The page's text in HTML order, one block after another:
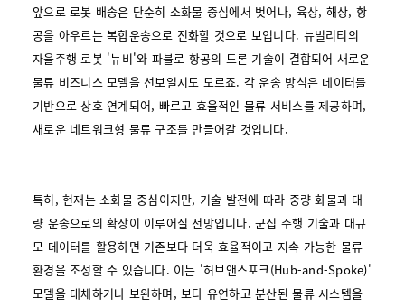
앞으로 로봇 배송은 단순히 소화물 중심에서 벗어나, 육상, 해상, 항
공을 아우르는 복합운송으로 진화할 것으로 보입니다. 뉴빌리티의
자율주행 로봇 '뉴비'와 파블로 항공의 드론 기술이 결합되어 새로운
물류 비즈니스 모델을 선보일지도 모르죠. 각 운송 방식은 데이터를
기반으로 상호 연계되어, 빠르고 효율적인 물류 서비스를 제공하며,
새로운 네트워크형 물류 구조를 만들어갈 것입니다.
특히, 현재는 소화물 중심이지만, 기술 발전에 따라 중량 화물과 대
량 운송으로의 확장이 이루어질 전망입니다. 군집 주행 기술과 대규
모 데이터를 활용하면 기존보다 더욱 효율적이고 지속 가능한 물류
환경을 조성할 수 있습니다. 이는 '허브앤스포크(Hub-and-Spoke)'
모델을 대체하거나 보완하며, 보다 유연하고 분산된 물류 시스템을